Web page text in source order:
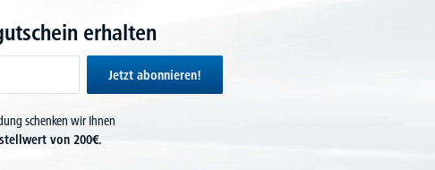
erhalten
Jetzt abonnieren!
schenken wir Ihnen
von 200€.